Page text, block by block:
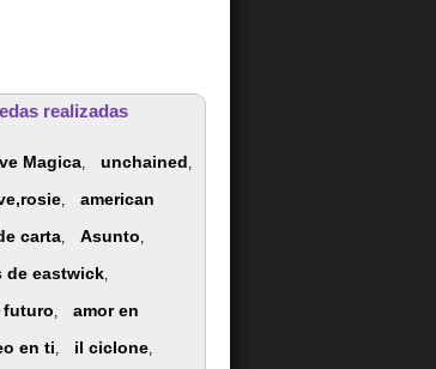
realizadas
Magica, unchained,
,
american
carta, Asunto,
de eastwick,
futuro,
amor en
en ti, il ciclone,